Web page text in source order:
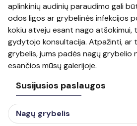
aplinkinių audinių paraudimo gali
odos ligos ar grybelinės infekcijos
kokiu atveju esant nago atšokimui,
gydytojo konsultacija. Atpažinti, ar
grybelis, jums padės nagų grybelio
esančios mūsų galerijoje.
Susijusios paslaugos
Nagų grybelis